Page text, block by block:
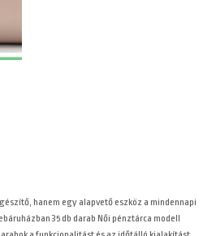
hanem egy alapvető eszköz a mindennapi
35 db darab Női pénztárca modell